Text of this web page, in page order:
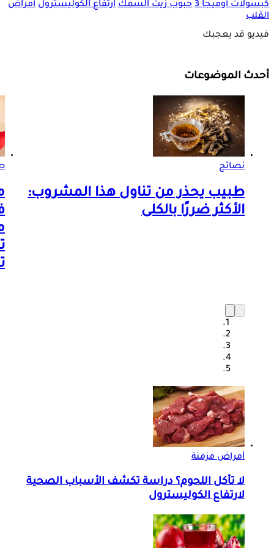
كبسولات أوميجا 3 حبوب زيت السمك ارتفاع الكوليسترول أمراض
القلب
فيديو قد يعجبك
أحدث الموضوعات
نصائح
طبيب يحذر من تناول هذا المشروب:
الأكثر ضررًا بالكلى
أمراض مزمنة
لا تأكل اللحوم؟ دراسة تكشف الأسباب الصحية
لارتفاع الكوليسترول